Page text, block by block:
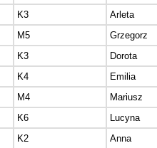
K3 Arleta
M5 Grzegorz
K3 Dorota
K4 Emilia
M4 Mariusz
K6 Lucyna
K2 Anna